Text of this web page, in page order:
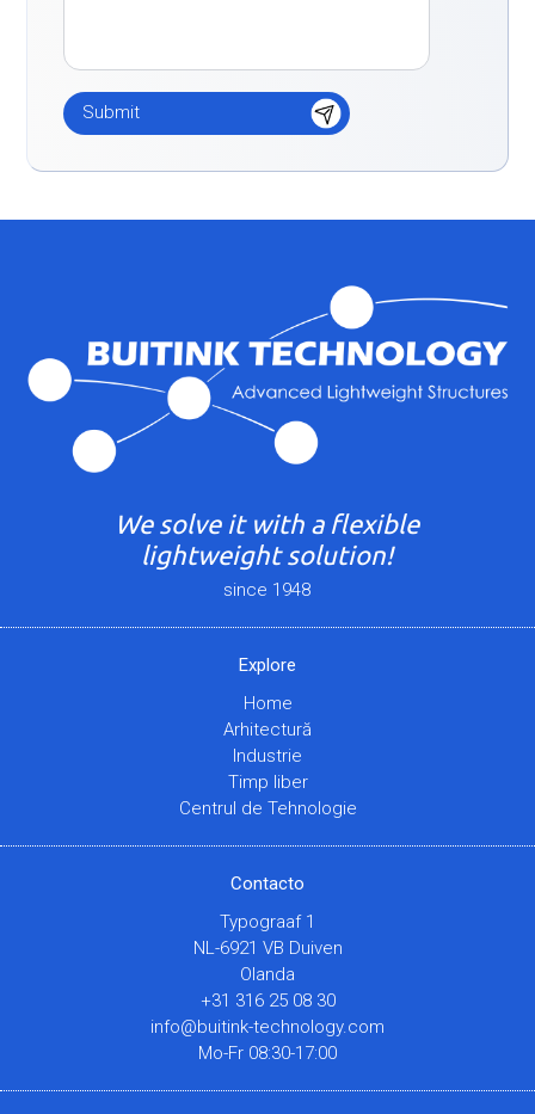
We solve it with a flexible
lightweight solution!
since 1948
Explore
Home
Arhitectură
Industrie
Timp liber
Centrul de Tehnologie
Contacto
Typograaf 1
NL-6921 VB Duiven
Olanda
+31 316 25 08 30
info@buitink-technology.com
Mo-Fr 08:30-17:00